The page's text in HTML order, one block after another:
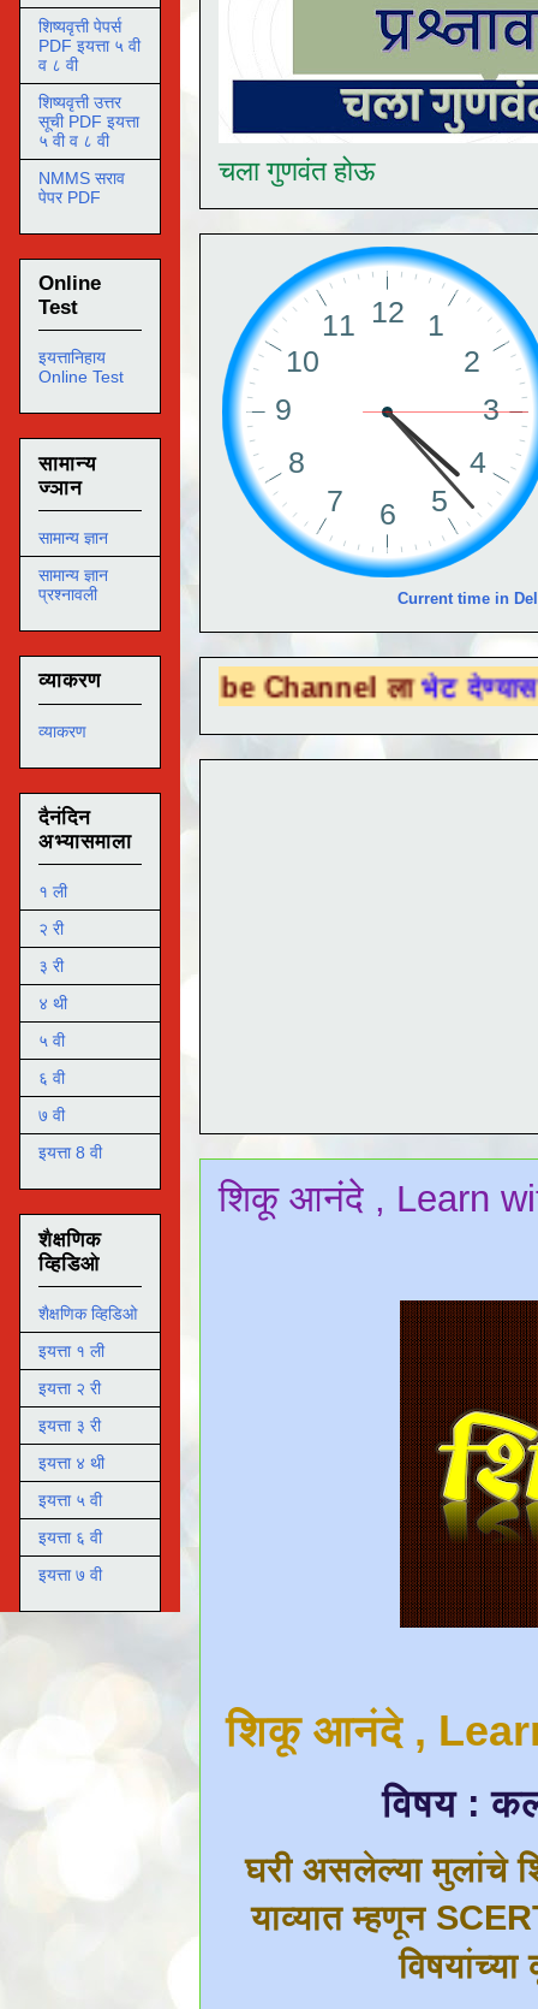
चला गुणवंत होऊ
Current time in
Tube Channel लाभेट देण्यासाठी येथे क्लिक
शिकू आनंदे , Learn
शिकू आनंदे ,
विषय :
घरी असलेल्या मुलांचे
याव्यात म्हणून
शिष्यवृत्ती पेपर्स
PDF इयत्ता ५ वी
व ८ वी
शिष्यवृत्ती उत्तर
सूची PDF इयत्ता
५ वी व ८ वी
NMMS सराव
पेपर PDF
Online
Test
इयत्तानिहाय
Online Test
सामान्य
ज्ञान
सामान्य ज्ञान
सामान्य ज्ञान
प्रश्नावली
व्याकरण
व्याकरण
दैनंदिन
अभ्यासमाला
१ ली
२ री
३ री
४ थी
५ वी
६ वी
७ वी
इयत्ता 8 वी
शैक्षणिक
व्हिडिओ
शैक्षणिक व्हिडिओ
इयत्ता १ ली
इयत्ता २ री
इयत्ता ३ री
इयत्ता ४ थी
इयत्ता ५ वी
इयत्ता ६ वी
इयत्ता ७ वी